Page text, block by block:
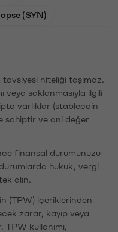
(SYN)
tavsiyesi niteliği taşımaz.
veya saklanmasıyla ilgili
varlıklar (stablecoin
sahiptir ve ani değer
finansal durumunuzu
hukuk, vergi
alın.
(TPW) içeriklerinden
zarar, kayıp veya
kullanımı,